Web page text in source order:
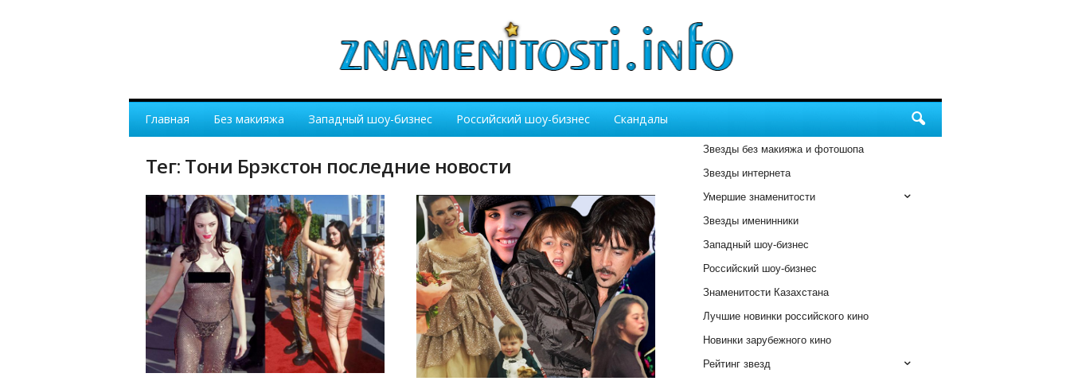
Главная Без макияжа Западный шоу-бизнес Российский шоу-бизнес Скандалы
Тег: Тони Брэкстон последние новости
Звезды без макияжа и фотошопа
Звезды интернета
Умершие знаменитости
Звезды именинники
Западный шоу-бизнес
Российский шоу-бизнес
Знаменитости Казахстана
Лучшие новинки российского кино
Новинки зарубежного кино
Рейтинг звезд